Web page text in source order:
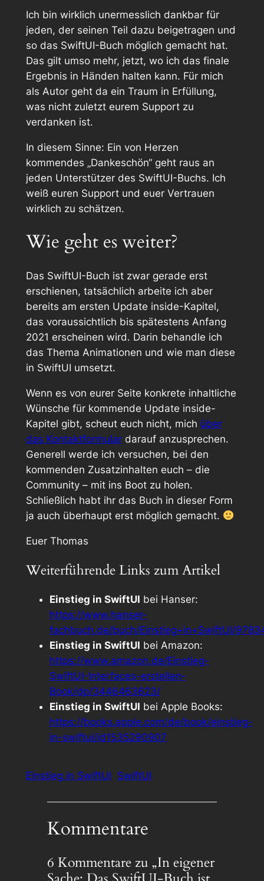
Ich bin wirklich unermesslich dankbar für
jeden, der seinen Teil dazu beigetragen und
so das SwiftUI-Buch möglich gemacht hat.
Das gilt umso mehr, jetzt, wo ich das finale
Ergebnis in Händen halten kann. Für mich
als Autor geht da ein Traum in Erfüllung,
was nicht zuletzt eurem Support zu
verdanken ist.
In diesem Sinne: Ein von Herzen
kommendes „Dankeschön“ geht raus an
jeden Unterstützer des SwiftUI-Buchs. Ich
weiß euren Support und euer Vertrauen
wirklich zu schätzen.
Wie geht es weiter?
Das SwiftUI-Buch ist zwar gerade erst
erschienen, tatsächlich arbeite ich aber
bereits am ersten Update inside-Kapitel,
das voraussichtlich bis spätestens Anfang
2021 erscheinen wird. Darin behandle ich
das Thema Animationen und wie man diese
in SwiftUI umsetzt.
Wenn es von eurer Seite konkrete inhaltliche
Wünsche für kommende Update inside-
Kapitel gibt, scheut euch nicht, mich über
das Kontaktformulardarauf anzusprechen.
Generell werde ich versuchen, bei den
kommenden Zusatzinhalten euch – die
Community – mit ins Boot zu holen.
Schließlich habt ihr das Buch in dieser Form
ja auch überhaupt erst möglich gemacht.
Euer Thomas
Weiterführende Links zum Artikel
Einstieg in SwiftUI bei Hanser:
https://www.hanser-
fachbuch.de/buch/Einstieg+in+SwiftUI/
Einstieg in SwiftUI bei Amazon:
https://www.amazon.de/Einstieg-
SwiftUI-Interfaces-erstellen-
Book/dp/3446463623/
Einstieg in SwiftUI bei Apple Books:
https://books.apple.com/de/book/einstieg-
in-swiftui/id1535290907
Einstieg in SwiftUI SwiftUI
Kommentare
6 Kommentare zu „In eigener